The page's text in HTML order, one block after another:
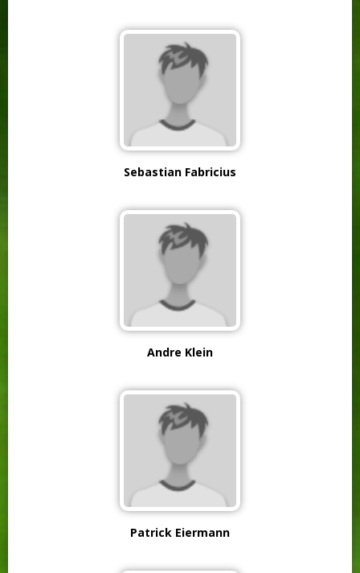
Sebastian Fabricius
Andre Klein
Patrick Eiermann